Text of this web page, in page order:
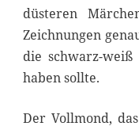
düsteren
Zeichnungen
die schwarz-
haben sollte.
Der Vollmond,